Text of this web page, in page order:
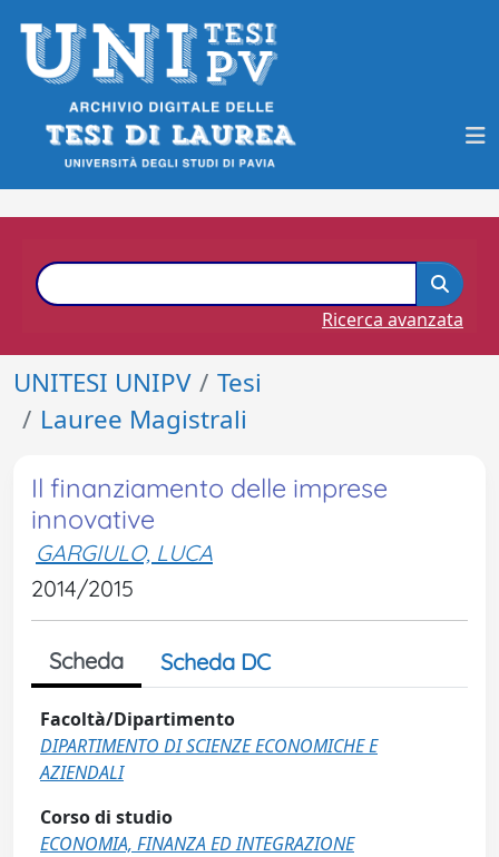
Ricerca avanzata
UNITESI UNIPV
Tesi
Lauree Magistrali
Il finanziamento delle imprese
innovative
GARGIULO, LUCA
2014/2015
Scheda Scheda DC
Facoltà/Dipartimento
DIPARTIMENTO DI SCIENZE ECONOMICHE E
AZIENDALI
Corso di studio
ECONOMIA, FINANZA ED INTEGRAZIONE